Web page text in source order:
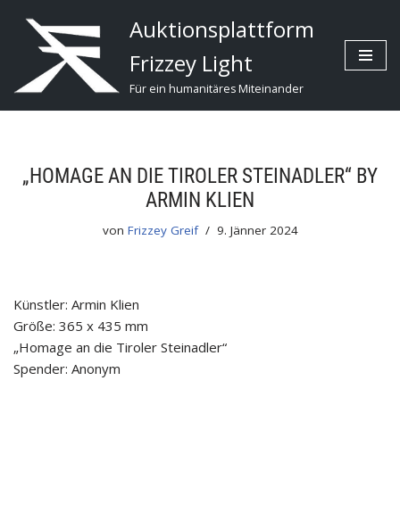
Zum
Inhalt
Auktionsplattform
Frizzey Light
Für ein humanitäres Miteinander
„HOMAGE AN DIE TIROLER STEINADLER“ BY
ARMIN KLIEN
von Frizzey Greif 9. Jänner 2024
Künstler: Armin Klien
Größe: 365 x 435 mm
„Homage an die Tiroler Steinadler“
Spender: Anonym